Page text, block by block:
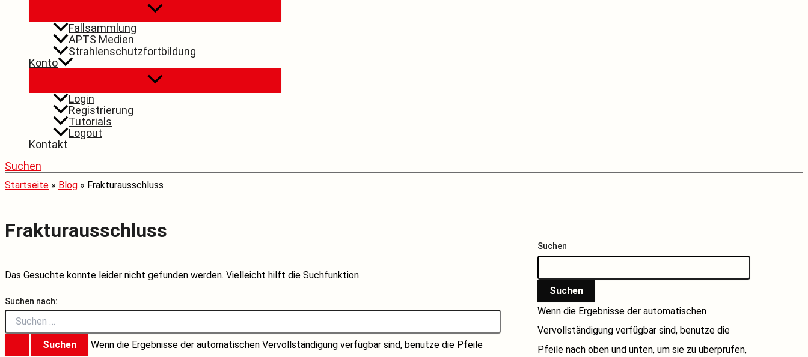
Fallsammlung
APTS Medien
Strahlenschutzfortbildung
Konto
Login
Registrierung
Tutorials
Logout
Kontakt
Suchen
Startseite » Blog » Frakturausschluss
Frakturausschluss
Das Gesuchte konnte leider nicht gefunden werden. Vielleicht hilft die Suchfunktion.
Suchen nach:
Wenn die Ergebnisse der automatischen Vervollständigung verfügbar sind, benutze die Pfeile
Suchen
Suchen
Wenn die Ergebnisse der automatischen
Vervollständigung verfügbar sind, benutze die
Pfeile nach oben und unten, um sie zu überprüfen,